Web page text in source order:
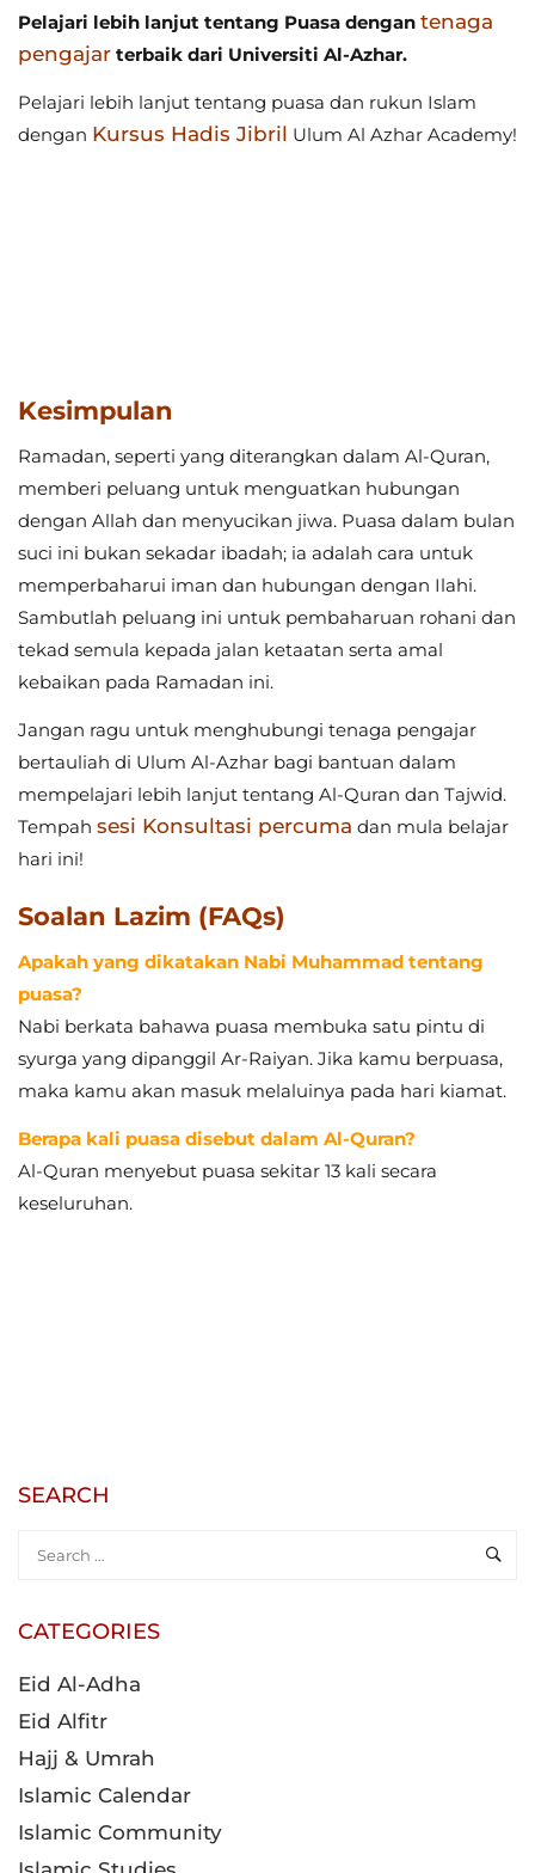
Pelajari lebih lanjut tentang Puasa dengan tenaga
pengajar terbaik dari Universiti Al-Azhar.
Pelajari lebih lanjut tentang puasa dan rukun Islam
dengan Kursus Hadis Jibril Ulum Al Azhar Academy!
memperbaharui iman dan hubungan dengan Ilahi.
Sambutlah peluang ini untuk pembaharuan rohani dan
tekad semula kepada jalan ketaatan serta amal
kebaikan pada Ramadan ini.
Jangan ragu untuk menghubungi tenaga pengajar
bertauliah di Ulum Al-Azhar bagi bantuan dalam
mempelajari lebih lanjut tentang Al-Quran dan Tajwid.
Tempahsesi Konsultasi percumadan mula belajar
hari ini!
Soalan Lazim (FAQs)
Apakah yang dikatakan Nabi Muhammad tentang
puasa?
Nabi berkata bahawa puasa membuka satu pintu di
maka kamu akan masuk melaluinya pada hari kiamat.
Berapa kali puasa disebut dalam Al-Quran?
Al-Quran menyebut puasa sekitar 13 kali secara
keseluruhan.
Eid Alfitr
Islamic Calendar
Islamic Studies
Learn Arabic
Learn Quranic
Quran For Kids
Qurani Memorization